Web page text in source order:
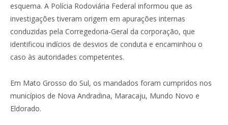
esquema. A Polícia Rodoviária Federal informou que as
investigações tiveram origem em apurações internas
conduzidas pela Corregedoria-Geral da corporação, que
identificou indícios de desvios de conduta e encaminhou o
caso às autoridades competentes.
Em Mato Grosso do Sul, os mandados foram cumpridos nos
municípios de Nova Andradina, Maracaju, Mundo Novo e
Eldorado.